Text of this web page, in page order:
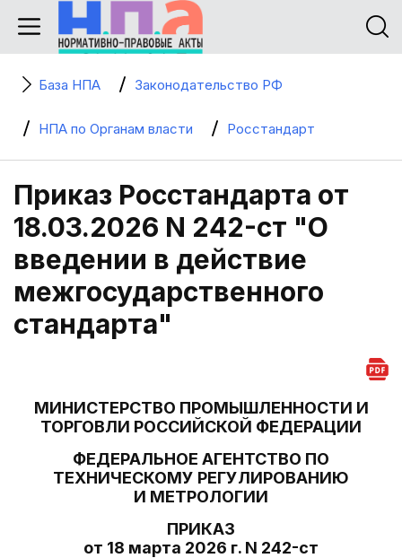
База НПА Законодательство РФ
НПА по Органам власти Росстандарт
Приказ Росстандарта от
18.03.2026 N 242-ст "О
введении в действие
межгосударственного
стандарта"
МИНИСТЕРСТВО ПРОМЫШЛЕННОСТИ И
ТОРГОВЛИ РОССИЙСКОЙ ФЕДЕРАЦИИ
ФЕДЕРАЛЬНОЕ АГЕНТСТВО ПО
ТЕХНИЧЕСКОМУ РЕГУЛИРОВАНИЮ
И МЕТРОЛОГИИ
ПРИКАЗ
от 18 марта 2026 г. N 242-ст